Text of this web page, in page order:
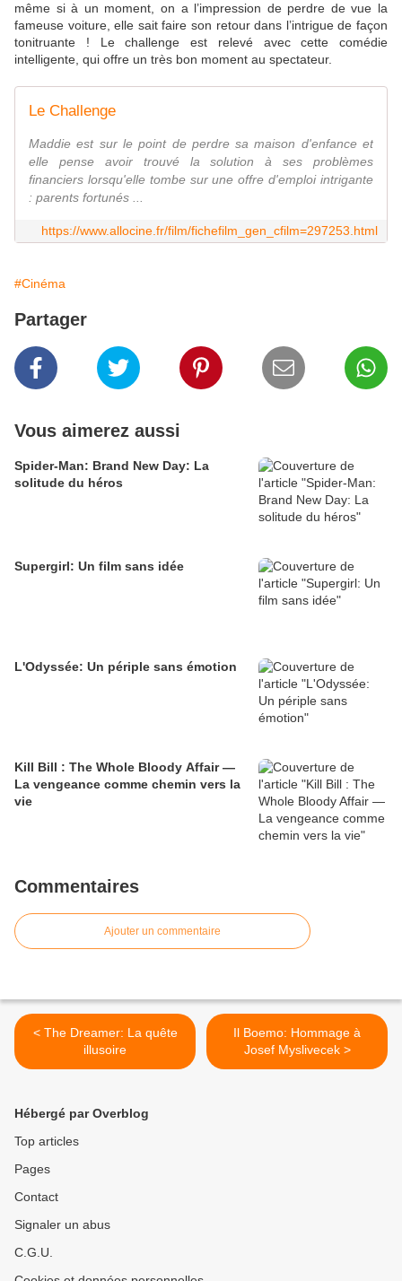
même si à un moment, on a l’impression de perdre de vue la
fameuse voiture, elle sait faire son retour dans l’intrigue de façon
tonitruante ! Le challenge est relevé avec cette comédie
intelligente, qui offre un très bon moment au spectateur.
Le Challenge
Maddie est sur le point de perdre sa maison d'enfance et
elle pense avoir trouvé la solution à ses problèmes
financiers lorsqu'elle tombe sur une offre d'emploi intrigante
: parents fortunés ...
https://www.allocine.fr/film/fichefilm_gen_cfilm=297253.html
#Cinéma
Partager
Vous aimerez aussi
Spider-Man: Brand New Day: La
solitude du héros
Supergirl: Un film sans idée
L'Odyssée: Un périple sans émotion
Kill Bill : The Whole Bloody Affair —
La vengeance comme chemin vers la
vie
Commentaires
Ajouter un commentaire
< The Dreamer: La quête
illusoire
Il Boemo: Hommage à
Josef Myslivecek >
Hébergé par Overblog
Top articles
Pages
Contact
Signaler un abus
C.G.U.